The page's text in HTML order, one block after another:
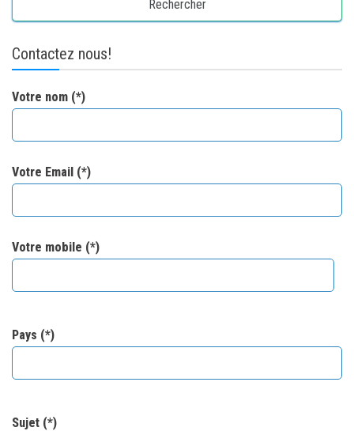
Contactez nous!
Votre nom (*)
Votre Email (*)
Votre mobile (*)
Pays (*)
Sujet (*)